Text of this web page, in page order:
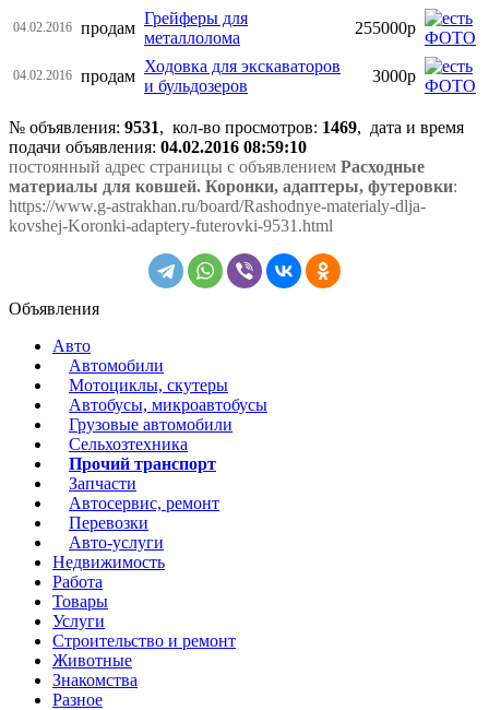
04.02.2016 продам
Грейферы для
металлолома
255000р
04.02.2016 продам
Ходовка для экскаваторов
и бульдозеров
3000р
№ объявления: 9531, кол-во просмотров: 1469, дата и время
подачи объявления: 04.02.2016 08:59:10
постоянный адрес страницы с объявлением Расходные
материалы для ковшей. Коронки, адаптеры, футеровки:
https://www.g-astrakhan.ru/board/Rashodnye-materialy-dlja-
kovshej-Koronki-adaptery-futerovki-9531.html
Объявления
Авто
Автомобили
Мотоциклы, скутеры
Автобусы, микроавтобусы
Грузовые автомобили
Сельхозтехника
Прочий транспорт
Запчасти
Автосервис, ремонт
Перевозки
Авто-услуги
Недвижимость
Работа
Товары
Услуги
Строительство и ремонт
Животные
Знакомства
Разное